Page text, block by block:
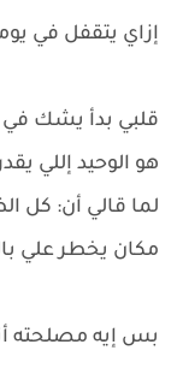
إزاي يتقفل في
قلبي بدأ يشك
هو الوحيد إللي
لما قالي أن: كل
مكان يخطر علي
بس إيه مصلحته